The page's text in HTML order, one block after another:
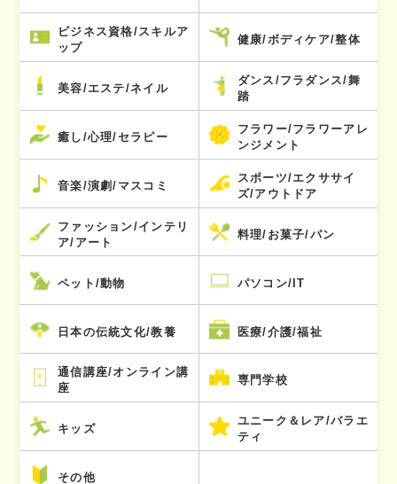
ビジネス資格/スキルア
ップ
健康/ボディケア/整体
美容/エステ/ネイル
ダンス/フラダンス/舞
踏
癒し/心理/セラピー
フラワー/フラワーアレ
ンジメント
音楽/演劇/マスコミ
スポーツ/エクササイ
ズ/アウトドア
ファッション/インテリ
ア/アート
料理/お菓子/パン
ペット/動物 パソコン/IT
日本の伝統文化/教養 医療/介護/福祉
通信講座/オンライン講
座
専門学校
キッズ
ユニーク＆レア/バラエ
ティ
その他